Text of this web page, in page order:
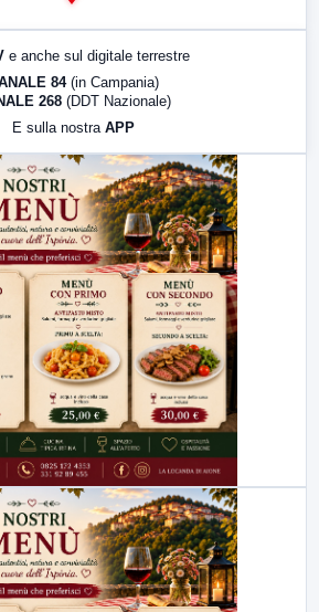
LabNews (replica)
e anche sul digitale terrestre
84 (in Campania)
268 (DDT Nazionale)
E sulla nostra APP